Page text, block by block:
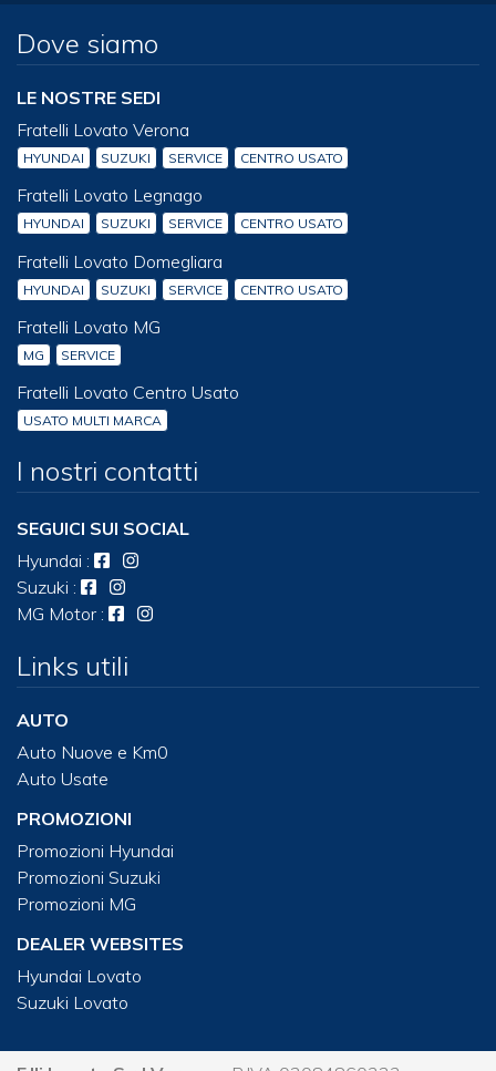
Dove siamo
LE NOSTRE SEDI
Fratelli Lovato Verona
HYUNDAI SUZUKI SERVICE CENTRO USATO
Fratelli Lovato Legnago
HYUNDAI SUZUKI SERVICE CENTRO USATO
Fratelli Lovato Domegliara
HYUNDAI SUZUKI SERVICE CENTRO USATO
Fratelli Lovato MG
MG SERVICE
Fratelli Lovato Centro Usato
USATO MULTI MARCA
I nostri contatti
SEGUICI SUI SOCIAL
Hyundai :
Suzuki :
MG Motor :
Links utili
AUTO
Auto Nuove e Km0
Auto Usate
PROMOZIONI
Promozioni Hyundai
Promozioni Suzuki
Promozioni MG
DEALER WEBSITES
Hyundai Lovato
Suzuki Lovato